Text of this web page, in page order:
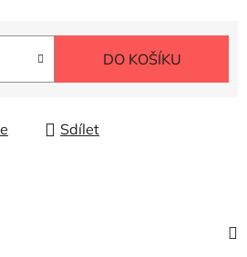
DO KOŠÍKU
Sdílet